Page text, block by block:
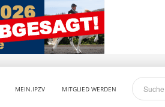
MEIN.IPZV MITGLIED WERDEN